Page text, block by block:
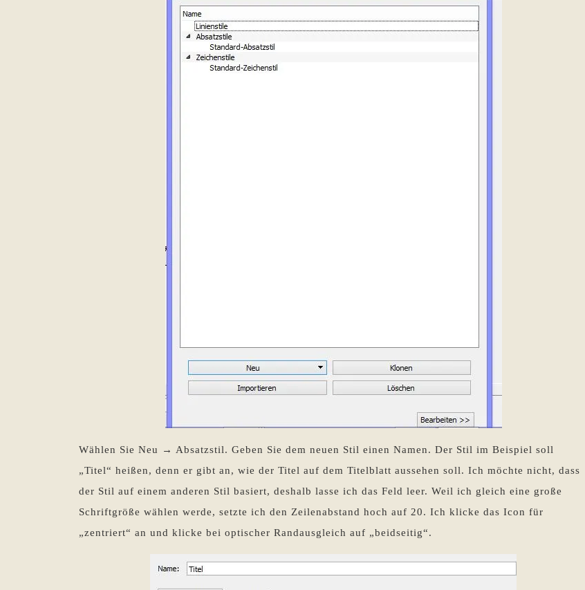
Wählen Sie Neu → Absatzstil. Geben Sie dem neuen Stil einen Namen. Der Stil im Beispiel soll
„Titel“ heißen, denn er gibt an, wie der Titel auf dem Titelblatt aussehen soll. Ich möchte nicht, dass
der Stil auf einem anderen Stil basiert, deshalb lasse ich das Feld leer. Weil ich gleich eine große
Schriftgröße wählen werde, setzte ich den Zeilenabstand hoch auf 20. Ich klicke das Icon für
„zentriert“ an und klicke bei optischer Randausgleich auf „beidseitig“.